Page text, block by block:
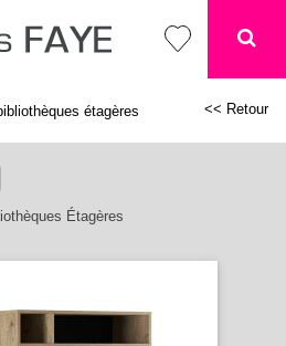
étagères << Retour
Étagères